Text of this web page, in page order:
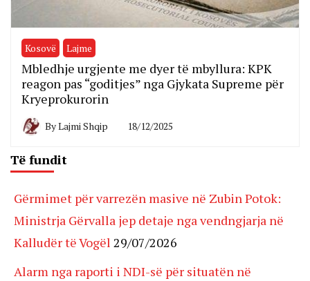
Kosovë Lajme
Mbledhje urgjente me dyer të mbyllura: KPK
reagon pas “goditjes” nga Gjykata Supreme për
Kryeprokurorin
ByLajmi Shqip 18/12/2025
Të fundit
Gërmimet për varrezën masive në Zubin Potok:
Ministrja Gërvalla jep detaje nga vendngjarja në
Kalludër të Vogël 29/07/2026
Alarm nga raporti i NDI-së për situatën në